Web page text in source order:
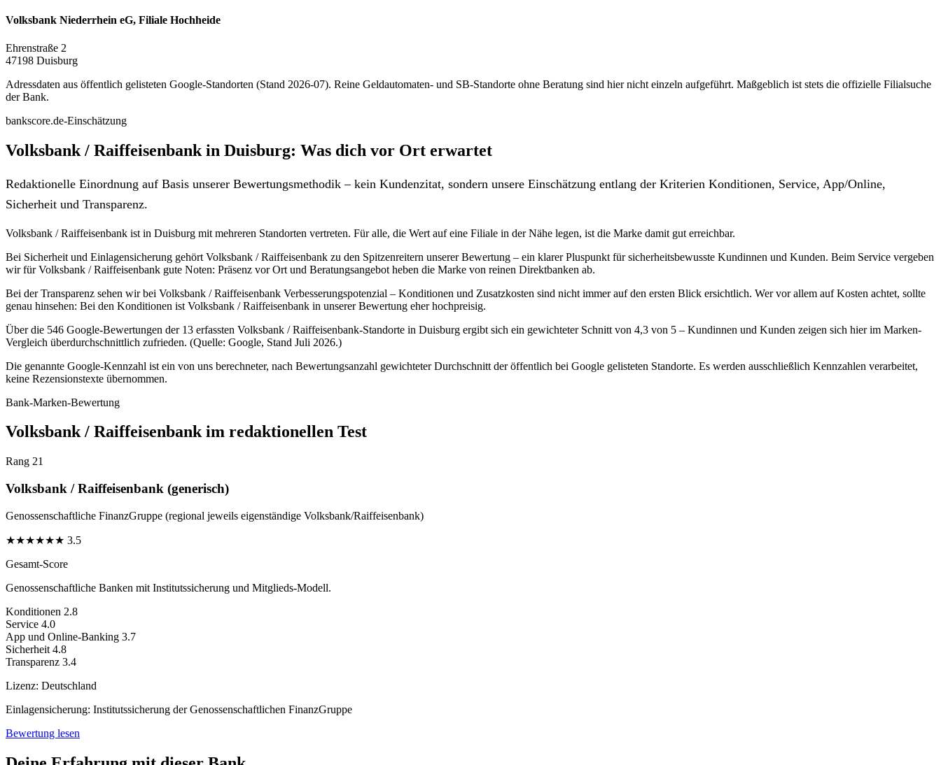
Volksbank Niederrhein eG, Filiale Hochheide
Ehrenstraße 2
47198 Duisburg
Adressdaten aus öffentlich gelisteten Google-Standorten (Stand 2026-07). Reine Geldautomaten- und SB-Standorte ohne Beratung sind hier nicht einzeln aufgeführt. Maßgeblich ist stets die offizielle Filialsuche
der Bank.
bankscore.de-Einschätzung
Volksbank / Raiffeisenbank in Duisburg: Was dich vor Ort erwartet
Redaktionelle Einordnung auf Basis unserer Bewertungsmethodik – kein Kundenzitat, sondern unsere Einschätzung entlang der Kriterien Konditionen, Service, App/Online,
Sicherheit und Transparenz.
Volksbank / Raiffeisenbank ist in Duisburg mit mehreren Standorten vertreten. Für alle, die Wert auf eine Filiale in der Nähe legen, ist die Marke damit gut erreichbar.
Bei Sicherheit und Einlagensicherung gehört Volksbank / Raiffeisenbank zu den Spitzenreitern unserer Bewertung – ein klarer Pluspunkt für sicherheitsbewusste Kundinnen und Kunden. Beim Service vergeben
wir für Volksbank / Raiffeisenbank gute Noten: Präsenz vor Ort und Beratungsangebot heben die Marke von reinen Direktbanken ab.
Bei der Transparenz sehen wir bei Volksbank / Raiffeisenbank Verbesserungspotenzial – Konditionen und Zusatzkosten sind nicht immer auf den ersten Blick ersichtlich. Wer vor allem auf Kosten achtet, sollte
genau hinsehen: Bei den Konditionen ist Volksbank / Raiffeisenbank in unserer Bewertung eher hochpreisig.
Über die 546 Google-Bewertungen der 13 erfassten Volksbank / Raiffeisenbank-Standorte in Duisburg ergibt sich ein gewichteter Schnitt von 4,3 von 5 – Kundinnen und Kunden zeigen sich hier im Marken-
Vergleich überdurchschnittlich zufrieden. (Quelle: Google, Stand Juli 2026.)
Die genannte Google-Kennzahl ist ein von uns berechneter, nach Bewertungsanzahl gewichteter Durchschnitt der öffentlich bei Google gelisteten Standorte. Es werden ausschließlich Kennzahlen verarbeitet,
keine Rezensionstexte übernommen.
Bank-Marken-Bewertung
Volksbank / Raiffeisenbank im redaktionellen Test
Rang 21
Volksbank / Raiffeisenbank (generisch)
Genossenschaftliche FinanzGruppe (regional jeweils eigenständige Volksbank/Raiffeisenbank)
★★★★★★ 3.5
Gesamt-Score
Genossenschaftliche Banken mit Institutssicherung und Mitglieds-Modell.
Konditionen 2.8
Service 4.0
App und Online-Banking 3.7
Sicherheit 4.8
Transparenz 3.4
Lizenz: Deutschland
Einlagensicherung: Institutssicherung der Genossenschaftlichen FinanzGruppe
Bewertung lesen